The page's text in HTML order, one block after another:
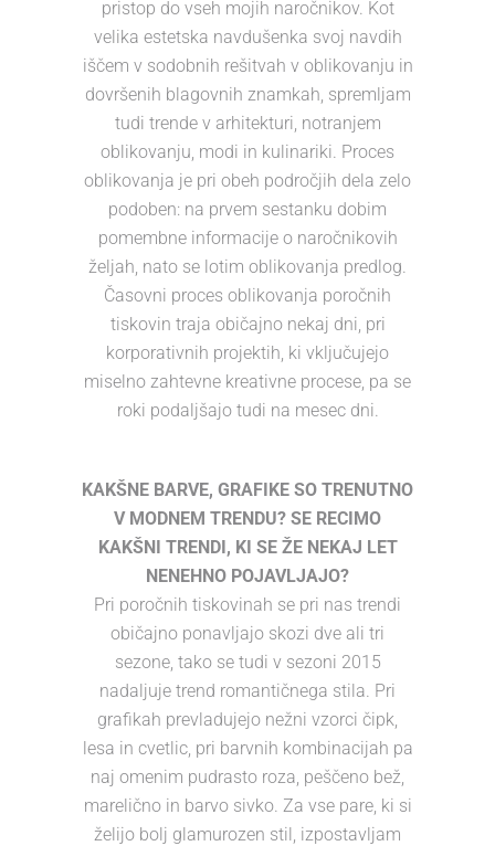
pristop do vseh mojih naročnikov. Kot
velika estetska navdušenka svoj navdih
iščem v sodobnih rešitvah v oblikovanju in
dovršenih blagovnih znamkah, spremljam
tudi trende v arhitekturi, notranjem
oblikovanju, modi in kulinariki. Proces
oblikovanja je pri obeh področjih dela zelo
podoben: na prvem sestanku dobim
pomembne informacije o naročnikovih
željah, nato se lotim oblikovanja predlog.
Časovni proces oblikovanja poročnih
tiskovin traja običajno nekaj dni, pri
korporativnih projektih, ki vključujejo
miselno zahtevne kreativne procese, pa se
roki podaljšajo tudi na mesec dni.
KAKŠNE BARVE, GRAFIKE SO TRENUTNO
V MODNEM TRENDU? SE RECIMO
KAKŠNI TRENDI, KI SE ŽE NEKAJ LET
NENEHNO POJAVLJAJO?
Pri poročnih tiskovinah se pri nas trendi
običajno ponavljajo skozi dve ali tri
sezone, tako se tudi v sezoni 2015
nadaljuje trend romantičnega stila. Pri
grafikah prevladujejo nežni vzorci čipk,
lesa in cvetlic, pri barvnih kombinacijah pa
naj omenim pudrasto roza, peščeno bež,
marelično in barvo sivko. Za vse pare, ki si
želijo bolj glamurozen stil, izpostavljam